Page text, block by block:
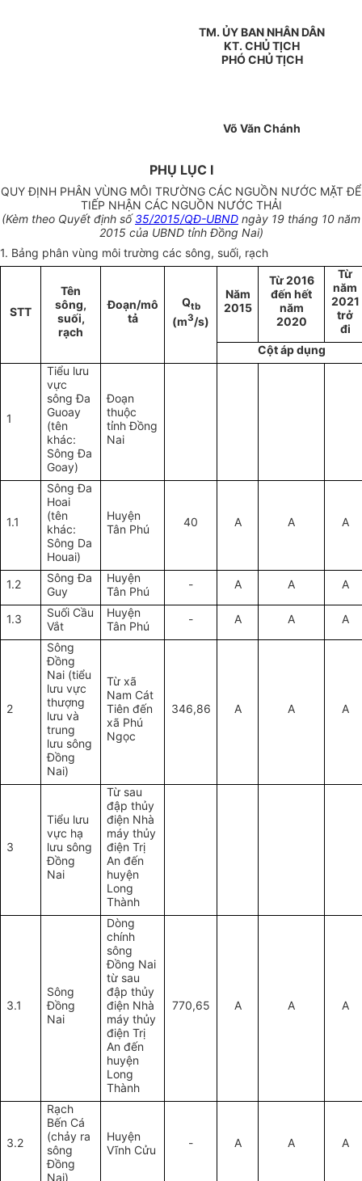
TM. ỦY BAN NHÂN DÂN
KT. CHỦ TỊCH
PHÓ CHỦ TỊCH
Võ Văn Chánh
PHỤ LỤC I
QUY ĐỊNH PHÂN VÙNG MÔI TRƯỜNG CÁC NGUỒN NƯỚC MẶT ĐỂ
TIẾP NHẬN CÁC NGUỒN NƯỚC THẢI
(Kèm theo Quyết định số35/2015/QĐ-UBND ngày 19 tháng 10 năm
2015 của UBND tỉnh Đồng Nai)
1. Bảng phân vùng môi trường các sông, suối, rạch
STT
Tên
sông,
suối,
rạch
Đoạn/mô
tả
Qtb
(m3/s)
Năm
2015
Từ 2016
đến hết
năm
2020
Từ
năm
2021
trở
đi
Cột áp dụng
1
Tiểu lưu
vực
sông Đa
Guoay
(tên
khác:
Sông Đa
Goay)
Đoạn
thuộc
tỉnh Đồng
Nai
1.1
Sông Đa
Hoai
(tên
khác:
Sông Da
Houai)
Huyện
Tân Phú
40 A A A
1.2
Sông Đa
Guy
Huyện
Tân Phú
- A A A
1.3
Suối Cầu
Vắt
Huyện
Tân Phú
- A A A
2
Sông
Đồng
Nai (tiểu
lưu vực
thượng
lưu và
trung
lưu sông
Đồng
Nai)
Từ xã
Nam Cát
Tiên đến
xã Phú
Ngọc
346,86 A A A
3
Tiểu lưu
vực hạ
lưu sông
Đồng
Nai
Từ sau
đập thủy
điện Nhà
máy thủy
điện Trị
An đến
huyện
Long
Thành
3.1
Sông
Đồng
Nai
Dòng
chính
sông
Đồng Nai
từ sau
đậpthủy
điện Nhà
máy thủy
điện Trị
An đến
huyện
Long
Thành
770,65 A A A
3.2
Rạch
Bến Cá
(chảy ra
sông
Đồng
Nai)
Huyện
Vĩnh Cửu
- A A A